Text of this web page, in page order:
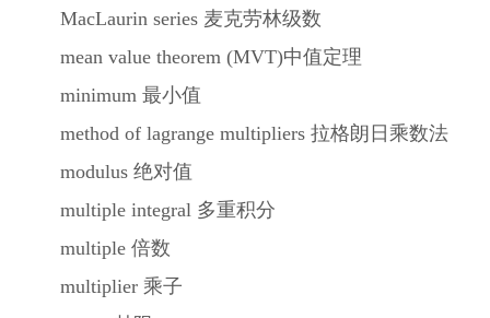
MacLaurin series 麦克劳林级数
mean value theorem (MVT)中值定理
minimum 最小值
method of lagrange multipliers 拉格朗日乘数法
modulus 绝对值
multiple integral 多重积分
multiple 倍数
multiplier 乘子